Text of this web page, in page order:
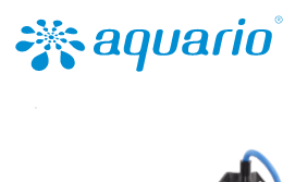
Перейти к основному содержанию